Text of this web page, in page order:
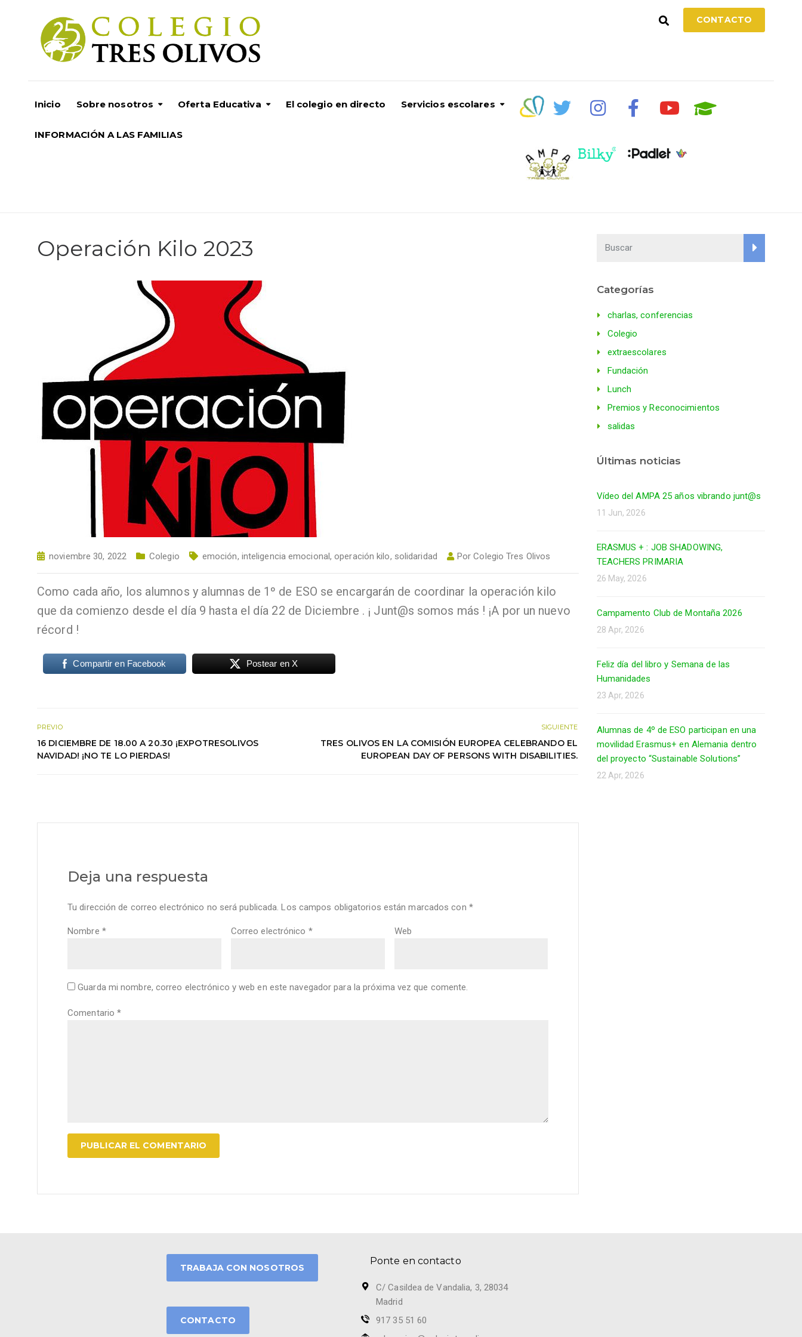
CONTACTO
Inicio Sobre nosotros Oferta Educativa El colegio en directo Servicios escolares
INFORMACIÓN A LAS FAMILIAS
Operación Kilo 2023
noviembre 30, 2022 Colegio emoción, inteligencia emocional,operación kilo, solidaridad PorColegio Tres Olivos
Como cada año, los alumnos y alumnas de 1º de ESO se encargarán de coordinar la operación kilo
que da comienzo desde el día 9 hasta el día 22 de Diciembre . ¡ Junt@s somos más ! ¡A por un nuevo
récord !
Compartir en Facebook Postear en X
PREVIO
16 DICIEMBRE DE 18.00 A 20.30 ¡EXPOTRESOLIVOS
NAVIDAD! ¡NO TE LO PIERDAS!
SIGUIENTE
TRES OLIVOS EN LA COMISIÓN EUROPEA CELEBRANDO EL
EUROPEAN DAY OF PERSONS WITH DISABILITIES.
Deja una respuesta
Tu dirección de correo electrónico no será publicada. Los campos obligatorios están marcados con *
Nombre * Correo electrónico * Web
Guarda mi nombre, correo electrónico y web en este navegador para la próxima vez que comente.
Comentario*
Categorías
charlas, conferencias
Colegio
extraescolares
Fundación
Lunch
Premios y Reconocimientos
salidas
Últimas noticias
Vídeo del AMPA 25 años vibrando junt@s
11 Jun, 2026
ERASMUS + : JOB SHADOWING,
TEACHERS PRIMARIA
26 May, 2026
Campamento Club de Montaña 2026
28 Apr, 2026
Feliz día del libro y Semana de las
Humanidades
23 Apr, 2026
Alumnas de 4º de ESO participan en una
movilidad Erasmus+ en Alemania dentro
del proyecto “Sustainable Solutions”
22 Apr, 2026
TRABAJA CON NOSOTROS
CONTACTO
Ponte en contacto
C/ Casildea de Vandalia, 3, 28034
Madrid
917 35 51 60